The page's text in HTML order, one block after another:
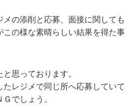
の添削と応募、面接に関しても
この様な素晴らしい結果を得た事
思っております。
たレジメで同じ所へ応募していて
でしょう。